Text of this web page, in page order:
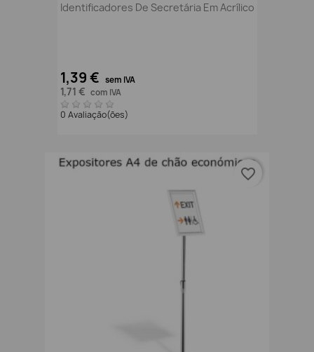
Identificadores De Secretária Em Acrílico
1,39 € sem IVA
1,71 € com IVA
0 Avaliação(ões)
favorite_border